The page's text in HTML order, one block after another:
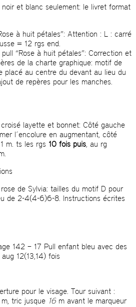
et blanc seulement: le livret format
à huit pétales”: Attention : L : carré
= 12 rgs end.
“Rose à huit pétales”: Correction et
de la charte graphique: motif de
placé au centre du devant au lieu du
de repères pour les manches.
layette et bonnet: Côté gauche
l´encolure en augmentant, côté
m. ts les rgs 10 fois puis, au rg
de Sylvia: tailles du motif D pour
de 2-4(4-6)6-8. Instructions écrites
142 – 17 Pull enfant bleu avec des
12(13,14) fois
pour le visage. Tour suivant :
tric jusque 16 m avant le marqueur